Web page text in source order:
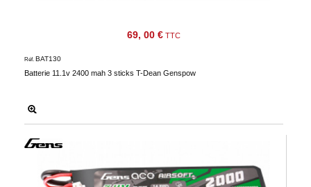
69, 00 € TTC
Batterie 11.1v 2400 mah 3 sticks T-Dean Genspow
Réf. BAT130